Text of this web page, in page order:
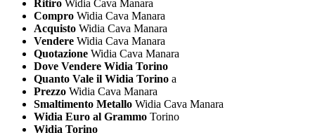
Ritiro Widia Cava Manara
Compro Widia Cava Manara
Acquisto Widia Cava Manara
Vendere Widia Cava Manara
Quotazione Widia Cava Manara
Dove Vendere Widia Torino
Quanto Vale il Widia Torino a
Prezzo Widia Cava Manara
Smaltimento Metallo Widia Cava Manara
Widia Euro al Grammo Torino
Widia Torino